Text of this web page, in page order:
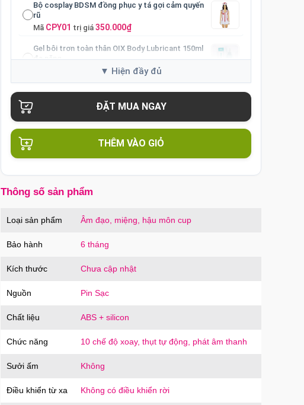
Bộ cosplay BDSM đồng phục y tá gợi cảm quyến
rũ
Mã CPY01 trị giá 350.000₫
Gel bôi trơn toàn thân OIX Body Lubricant 150ml
đa năng
200.000₫
Cu giả silicon có đế gắn tường 3 màu gân nổi chân
550.000₫
Dương vật giả có đế trong suốt silicon mềm mại
MãDDTStrị giá590.000₫
môn dễ dùng
Dương vật giả silicon 2 đầu trong suốt giá rẻ cho
Mã
trị giá500.000₫
THÊM VÀO GIỎ
Thông số sản phẩm
Loại sản phẩm Âm đạo, miệng, hậu môn cup
Bảo hành 6 tháng
Kích thước Chưa cập nhật
Nguồn Pin Sạc
Chất liệu ABS + silicon
Chức năng 10 chế độ xoay, thụt tự động, phát âm thanh
Sưởi ấm Không
Điều khiển từ xa Không có điều khiển rời